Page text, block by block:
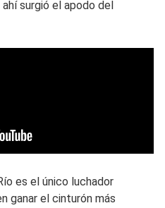
surgió el apodo del
es el único luchador
ganar el cinturón más